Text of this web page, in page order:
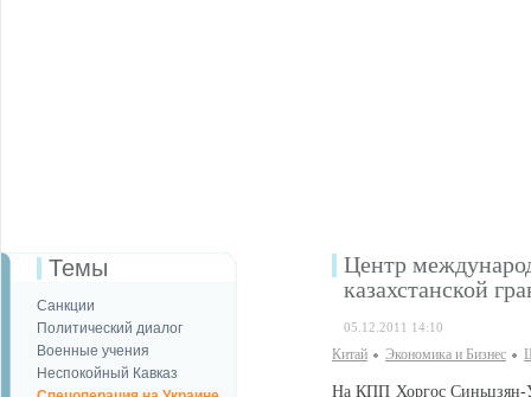
Темы
Санкции
Политический диалог
Военные учения
Неспокойный Кавказ
Центр
казахстанской
05.12.2011 14:10
Китай Экономика и Бизнес
На КПП Хоргос Синьцзян-